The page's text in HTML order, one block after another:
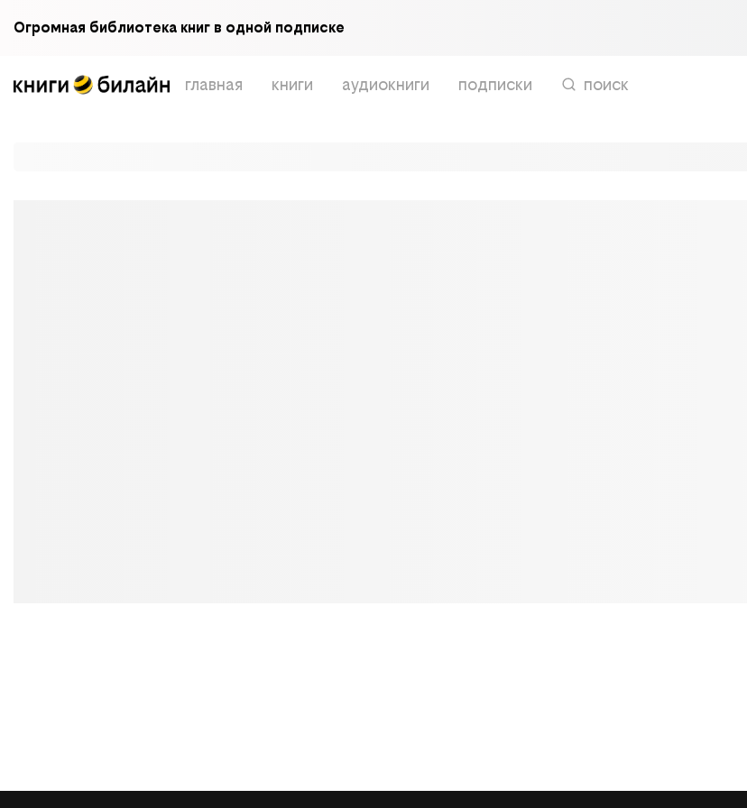
Огромная библиотека книг в одной подписке
главная книги аудиокниги подписки поиск